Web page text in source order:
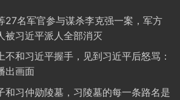
27名军官参与谋杀李克强一案，军方
被习近平派人全部消灭
不和习近平握手，见到习近平后怒骂：
出画面
和习仲勋陵墓，习陵墓的每一条路名是